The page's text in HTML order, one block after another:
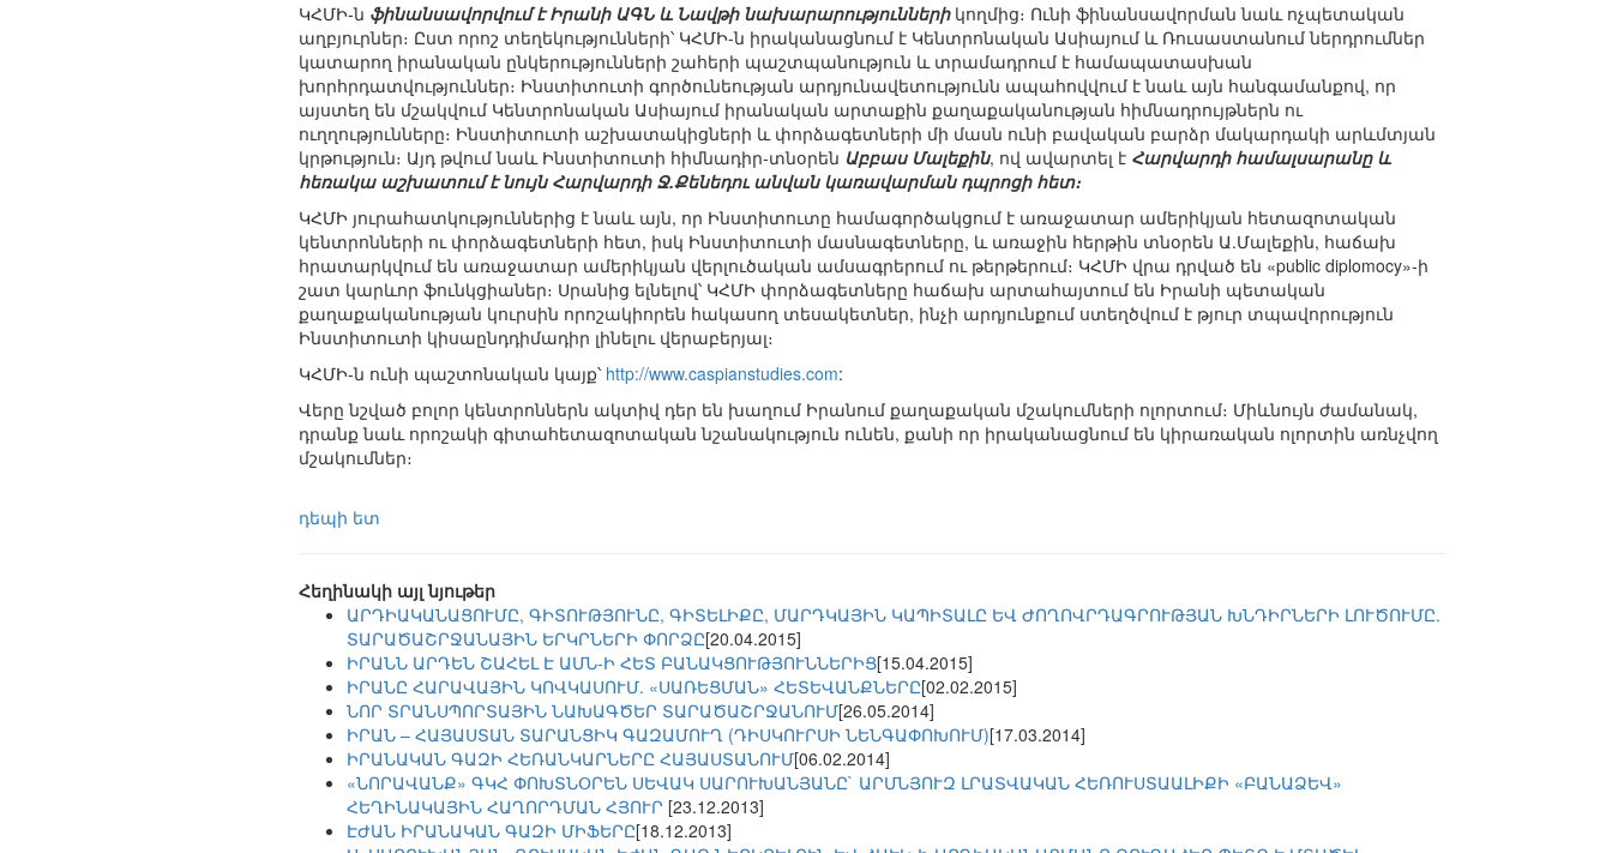
ԿՀՄԻ-ն ֆինանսավորվում է Իրանի ԱԳՆ և Նավթի նախարարություններիկողմից։ Ունի ֆինանսավորման նաև ոչպետական
աղբյուրներ։ Ըստ որոշ տեղեկությունների՝ ԿՀՄԻ-ն իրականացնում է Կենտրոնական Ասիայում և Ռուսաստանում ներդրումներ
կատարող իրանական ընկերությունների շահերի պաշտպանություն և տրամադրում է համապատասխան
խորհրդատվություններ։ Ինստիտուտի գործունեության արդյունավետությունն ապահովվում է նաև այն հանգամանքով, որ
այստեղ են մշակվում Կենտրոնական Ասիայում իրանական արտաքին քաղաքականության հիմնադրույթներն ու
ուղղությունները։ Ինստիտուտի աշխատակիցների և փորձագետների մի մասն ունի բավական բարձր մակարդակի արևմտյան
կրթություն։ Այդ թվում նաև Ինստիտուտի հիմնադիր-տնօրեն Աբբաս Մալեքին, ով ավարտել է Հարվարդի համալսարանը և
հեռակա աշխատում է նույն Հարվարդի Ջ.Քենեդու անվան կառավարման դպրոցի հետ։
ԿՀՄԻ յուրահատկություններից է նաև այն, որ Ինստիտուտը համագործակցում է առաջատար ամերիկյան հետազոտական
կենտրոնների ու փորձագետների հետ, իսկ Ինստիտուտի մասնագետները, և առաջին հերթին տնօրեն Ա.Մալեքին, հաճախ
հրատարկվում են առաջատար ամերիկյան վերլուծական ամսագրերում ու թերթերում։ ԿՀՄԻ վրա դրված են «public diplomocy»-ի
շատ կարևոր ֆունկցիաներ։ Սրանից ելնելով՝ ԿՀՄԻ փորձագետները հաճախ արտահայտում են Իրանի պետական
քաղաքականության կուրսին որոշակիորեն հակասող տեսակետներ, ինչի արդյունքում ստեղծվում է թյուր տպավորություն
Ինստիտուտի կիսաընդդիմադիր լինելու վերաբերյալ։
ԿՀՄԻ-ն ունի պաշտոնական կայք՝ http://www.caspianstudies.com:
Վերը նշված բոլոր կենտրոններն ակտիվ դեր են խաղում Իրանում քաղաքական մշակումների ոլորտում։ Միևնույն ժամանակ,
դրանք նաև որոշակի գիտահետազոտական նշանակություն ունեն, քանի որ իրականացնում են կիրառական ոլորտին առնչվող
մշակումներ։
դեպի ետ
Հեղինակի այլ նյութեր
ԱՐԴԻԱԿԱՆԱՑՈՒՄԸ, ԳԻՏՈՒԹՅՈՒՆԸ, ԳԻՏԵԼԻՔԸ, ՄԱՐԴԿԱՅԻՆ ԿԱՊԻՏԱԼԸ ԵՎ ԺՈՂՈՎՐԴԱԳՐՈՒԹՅԱՆ ԽՆԴԻՐՆԵՐԻ ԼՈՒԾՈՒՄԸ.
ՏԱՐԱԾԱՇՐՋԱՆԱՅԻՆ ԵՐԿՐՆԵՐԻ ՓՈՐՁԸ[20.04.2015]
ԻՐԱՆՆ ԱՐԴԵՆ ՇԱՀԵԼ Է ԱՄՆ-Ի ՀԵՏ ԲԱՆԱԿՑՈՒԹՅՈՒՆՆԵՐԻՑ[15.04.2015]
ԻՐԱՆԸ ՀԱՐԱՎԱՅԻՆ ԿՈՎԿԱՍՈՒՄ. «ՍԱՌԵՑՄԱՆ» ՀԵՏԵՎԱՆՔՆԵՐԸ[02.02.2015]
ՆՈՐ ՏՐԱՆՍՊՈՐՏԱՅԻՆ ՆԱԽԱԳԾԵՐ ՏԱՐԱԾԱՇՐՋԱՆՈՒՄ[26.05.2014]
ԻՐԱՆ – ՀԱՅԱՍՏԱՆ ՏԱՐԱՆՑԻԿ ԳԱԶԱՄՈՒՂ (ԴԻՍԿՈՒՐՍԻ ՆԵՆԳԱՓՈԽՈՒՄ)[17.03.2014]
ԻՐԱՆԱԿԱՆ ԳԱԶԻ ՀԵՌԱՆԿԱՐՆԵՐԸ ՀԱՅԱՍՏԱՆՈՒՄ[06.02.2014]
«ՆՈՐԱՎԱՆՔ» ԳԿՀ ՓՈԽՏՆՕՐԵՆ ՍԵՎԱԿ ՍԱՐՈՒԽԱՆՅԱՆԸ` ԱՐՄՆՅՈՒԶ ԼՐԱՏՎԱԿԱՆ ՀԵՌՈՒՍՏԱԱԼԻՔԻ «ԲԱՆԱՁԵՎ»
ՀԵՂԻՆԱԿԱՅԻՆ ՀԱՂՈՐԴՄԱՆ ՀՅՈՒՐ [23.12.2013]
ԷԺԱՆ ԻՐԱՆԱԿԱՆ ԳԱԶԻ ՄԻՖԵՐԸ[18.12.2013]